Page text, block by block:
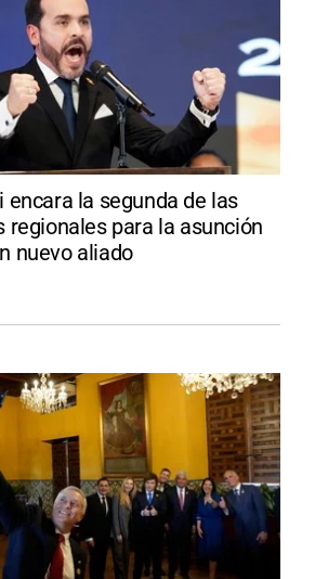
encara la segunda de las
regionales para la asunción
nuevo aliado